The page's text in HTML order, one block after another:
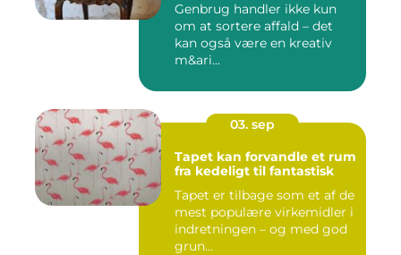
Genbrug handler ikke kun
om at sortere affald – det
kan også være en kreativ
m&ari...
03. sep
Tapet kan forvandle et rum
fra kedeligt til fantastisk
Tapet er tilbage som et af de
mest populære virkemidler i
indretningen – og med god
grun...